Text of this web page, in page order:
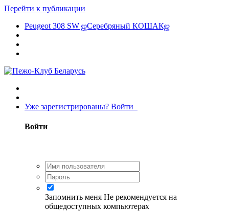
Перейти к публикации
Peugeot 308 SW ஜСеребряный КОШАКஜ
Уже зарегистрированы? Войти
Войти
Запомнить меня Не рекомендуется на
общедоступных компьютерах